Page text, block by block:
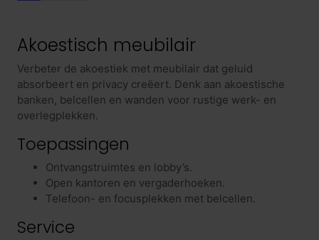
Akoestisch meubilair
Verbeter de akoestiek met meubilair dat geluid
absorbeert en privacy creëert. Denk aan akoestische
banken, belcellen en wanden voor rustige werk- en
overlegplekken.
Toepassingen
Ontvangstruimtes en lobby’s.
Open kantoren en vergaderhoeken.
Telefoon- en focusplekken met belcellen.
Service